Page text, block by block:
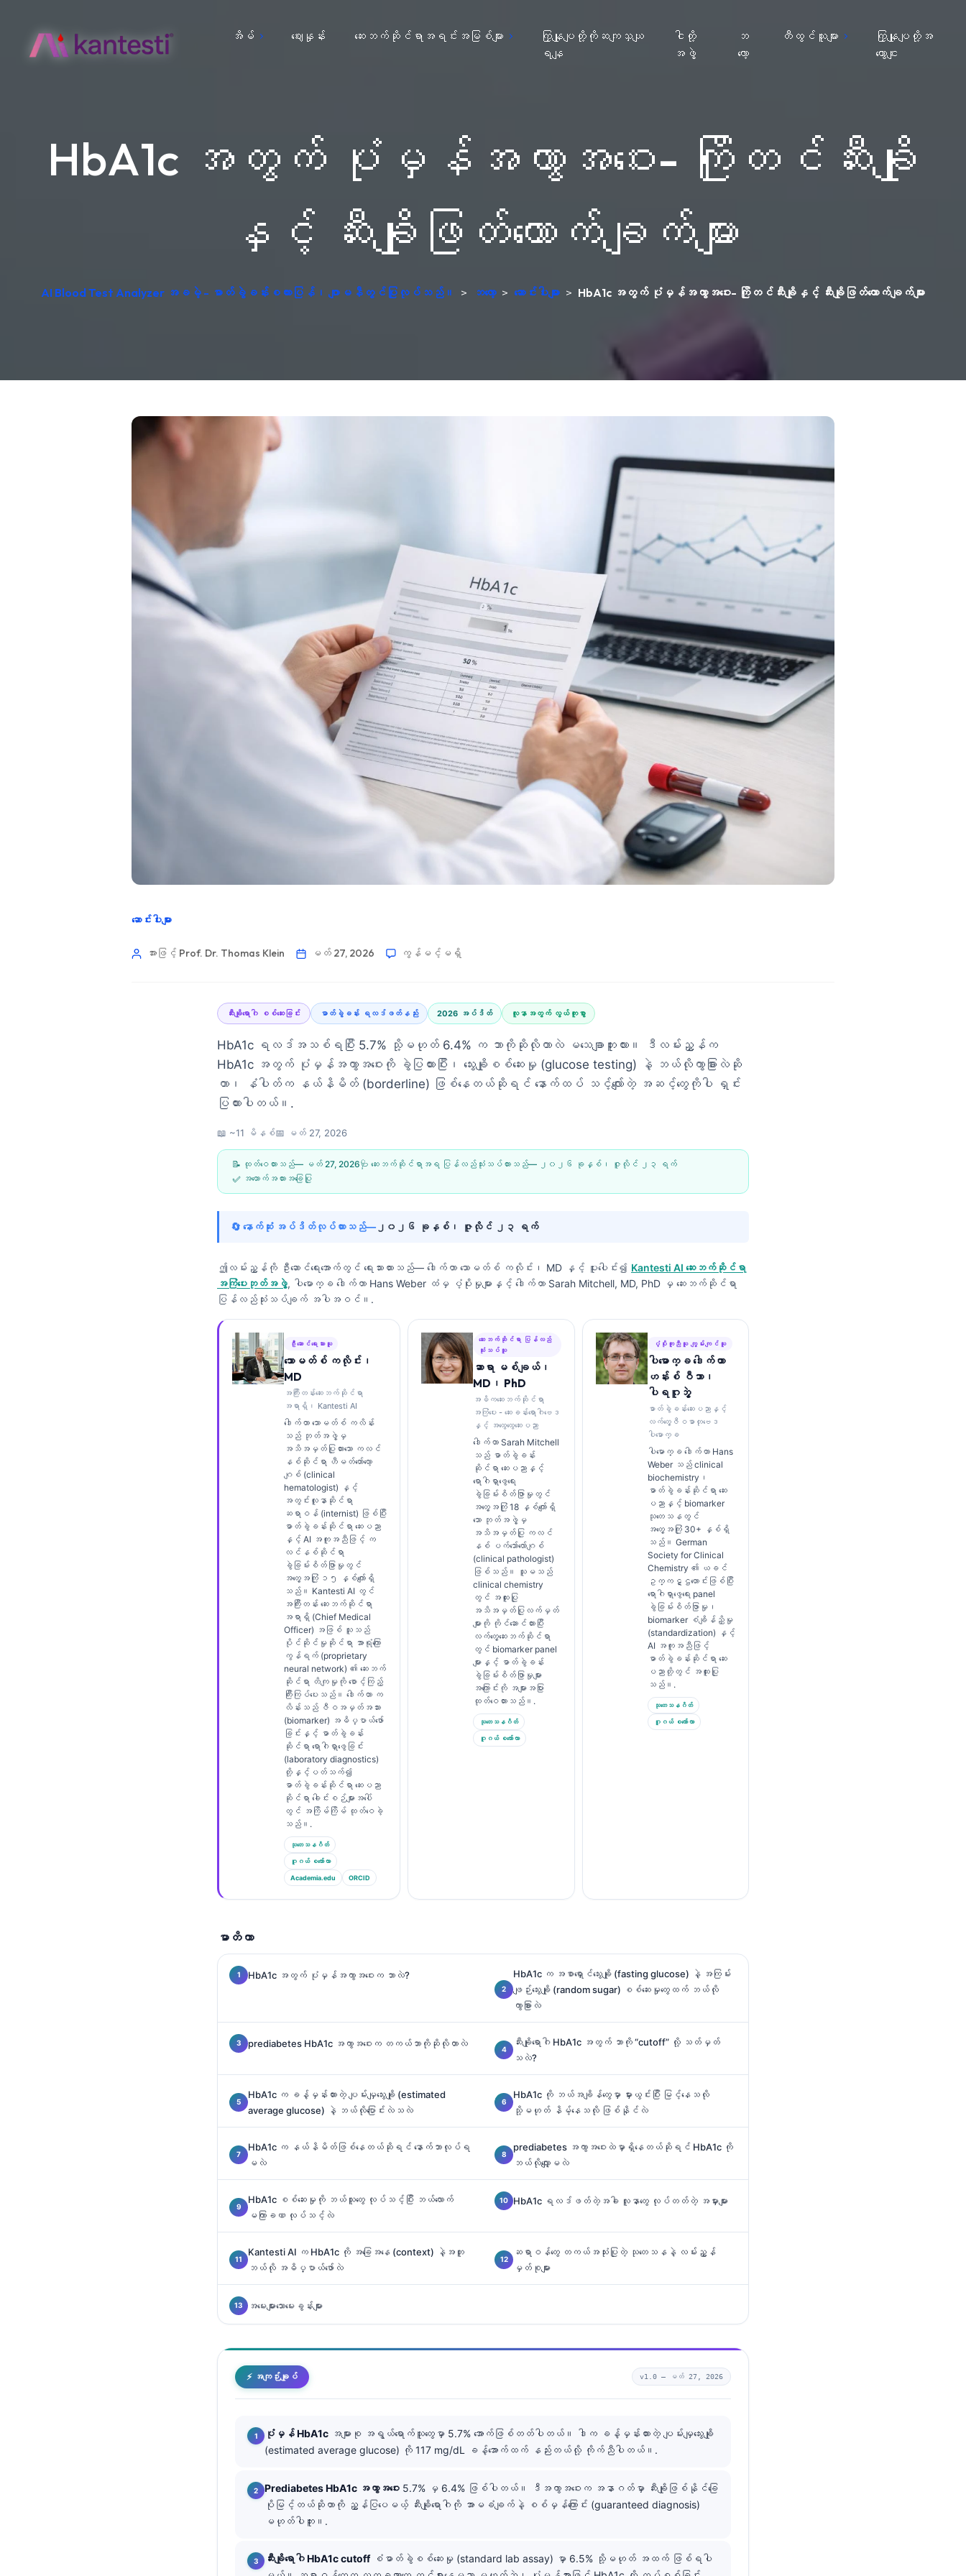
အိမ် ဈေးနှုန်း ဆေးဘက်ဆိုင်ရာအရင်းအမြစ်များ
ကြှနျုပျတို့ကိုဆကျသှယျ
ရနျ
ငါတို့
အဖွဲ့
ဘ
လော့
တီထွင်သူများ
ကြှနျုပျတို့အ
ကွောငျး
HbA1c အတွက် ပုံမှန်အကွာအဝေး- ကြိုတင်ဆီးချို
နှင့် ဆီးချိုဖြတ်တောက်ချက်များ
AI Blood Test Analyzer အခမဲ့ - ဓာတ်ခွဲခန်းစကားပြန်၊ ဂျာမနီတွင်ပြုလုပ်သည်။ > ဘလော့ > ဆောင်းပါးများ > HbA1c အတွက် ပုံမှန်အကွာအဝေး- ကြိုတင်ဆီးချိုနှင့် ဆီးချိုဖြတ်တောက်ချက်များ
ဆောင်းပါးများ
အားဖြင့် Prof. Dr. Thomas Klein မတ် 27, 2026 ကွန်မင့်မရှိ
ဆီးချိုရောဂါ စစ်ဆေးခြင်း ဓာတ်ခွဲခန်း ရလဒ်ဖတ်နည်း 2026 အပ်ဒိတ် လူနာအတွက် လွယ်ကူစွာ
HbA1c ရလဒ်အသစ်ရပြီး 5.7% သို့မဟုတ် 6.4% က ဘာကိုဆိုလိုတာလဲ မသေချာဘူးလား။ ဒီလမ်းညွှန်က
HbA1c အတွက် ပုံမှန်အကွာအဝေးကို ခွဲပြထားပြီး၊ သွေးချိုစစ်ဆေးမှု (glucose testing) နဲ့ ဘယ်လိုကွာခြားလဲဆို
တာ၊ နံပါတ်က နယ်နိမိတ် (borderline) ဖြစ်နေတယ်ဆိုရင် နောက်ထပ် သင့်လျော်တဲ့ အဆင့်တွေကိုပါ ရှင်း
ပြထားပါတယ်။.
📖 ~11 မိနစ်📅 မတ် 27, 2026
📝 ထုတ်ဝေထားသည်— မတ် 27, 2026🩺 ဆေးဘက်ဆိုင်ရာအရ ပြန်လည်သုံးသပ်ထားသည်—
၂၀၂၆ ခုနှစ်၊ ဇူလိုင် ၂၃ ရက်
✅ အထောက်အထားအခြေပြု
🔄 နောက်ဆုံး အပ်ဒိတ်လုပ်ထားသည်— ၂၀၂၆ ခုနှစ်၊ ဇူလိုင် ၂၃ ရက်
ဤလမ်းညွှန်ကို ဦးဆောင်ရေးအောက်တွင် ရေးသားထားသည်— ဒေါက်တာ သောမတ်စ် ကလိုင်း၊ MD နှင့် ပူးပေါင်း၍ Kantesti AI ဆေးဘက်ဆိုင်ရာ
အကြံပေးဘုတ်အဖွဲ့, ပါမောက္ခ ဒေါက်တာ Hans Weber ထံမှ ပံ့ပိုးမှုများနှင့် ဒေါက်တာ Sarah Mitchell, MD, PhD မှ ဆေးဘက်ဆိုင်ရာ
ပြန်လည်သုံးသပ်ချက် အပါအဝင်။.
ဦးဆောင်ရေးသားသူ
သောမတ်စ် ကလိုင်း၊
MD
အကြီးတန်းဆေးဘက်ဆိုင်ရာ
အရာရှိ၊ Kantesti AI
ဒေါက်တာ သောမတ်စ် ကလိန်း
သည် ဘုတ်အဖွဲ့မှ
အသိအမှတ်ပြုထားသော ကလင်
နစ်ဆိုင်ရာ ဟီမတ်တော်လော့
ဂျစ် (clinical
hematologist) နှင့်
အတွင်းလူနာဆိုင်ရာ
ဆရာဝန် (internist) ဖြစ်ပြီး
ဓာတ်ခွဲခန်းဆိုင်ရာ ဆေးပညာ
နှင့် AI အကူအညီဖြင့် က
လင်နစ်ဆိုင်ရာ
ခွဲခြမ်းစိတ်ဖြာမှုတွင်
အတွေ့အကြုံ ၁၅ နှစ်ကျော်ရှိ
သည်။ Kantesti AI တွင်
အကြီးတန်း ဆေးဘက်ဆိုင်ရာ
အရာရှိ (Chief Medical
Officer) အဖြစ် သူသည်
ပိုင်ဆိုင်မှုဆိုင်ရာ အာရုံကြော
ကွန်ရက် (proprietary
neural network) ၏ ဆေးဘက်
ဆိုင်ရာ တိကျမှုကို စောင့်ကြည့်
ကြီးကြပ်ပေးသည်။ ဒေါက်တာ က
လိန်းသည် ဇီဝအမှတ်အသား
(biomarker) အဓိပ္ပာယ်ဖော်
ခြင်းနှင့် ဓာတ်ခွဲခန်း
ဆိုင်ရာ ရောဂါရှာဖွေခြင်း
(laboratory diagnostics)
တို့နှင့်ပတ်သက်၍
ဓာတ်ခွဲခန်းဆိုင်ရာ ဆေးပညာ
ဆိုင်ရာ ခေါင်းစဉ်များအပေါ်
တွင် အကြိမ်ကြိမ် ထုတ်ဝေခဲ့
သည်။.
သုတေသနဂိတ်
ဂူဂယ် စကော်လာ
Academia.edu ORCID
ဆေးဘက်ဆိုင်ရာ ပြန်လည်
သုံးသပ်သူ
ဆာရာ မစ်ချယ်၊
MD၊ PhD
အဓိကဆေးဘက်ဆိုင်ရာ
အကြံပေး - ဆေးခန်းရောဂါဗေဒ
နှင့် အထွေထွေဆေးပညာ
ဒေါက်တာ Sarah Mitchell
သည် ဓာတ်ခွဲခန်း
ဆိုင်ရာ ဆေးပညာနှင့်
ရောဂါရှာဖွေရေး
ခွဲခြမ်းစိတ်ဖြာမှုတွင်
အတွေ့အကြုံ 18 နှစ်ကျော်ရှိ
သော ဘုတ်အဖွဲ့မှ
အသိအမှတ်ပြု ကလင်
နစ် ပက်သော်လော်ဂျစ်
(clinical pathologist)
ဖြစ်သည်။ သူမသည်
clinical chemistry
တွင် အထူးပြု
အသိအမှတ်ပြုလက်မှတ်
များကို ကိုင်ဆောင်ထားပြီး
လက်တွေ့ဆေးဘက်ဆိုင်ရာ
တွင် biomarker panel
များနှင့် ဓာတ်ခွဲခန်း
ခွဲခြမ်းစိတ်ဖြာမှုများ
အကြောင်းကို အများအပြား
ထုတ်ဝေထားသည်။.
သုတေသနဂိတ်
ဂူဂယ် စကော်လာ
ပံ့ပိုးကူညီသူ ကျွမ်းကျင်သူ
ပါမောက္ခ ဒေါက်တာ
ဟန်းစ် ဝီဘာ၊
ပါရဂူဘွဲ့
ဓာတ်ခွဲခန်းဆေးပညာနှင့်
လက်တွေ့ဇီဝဓာတုဗေဒ
ပါမောက္ခ
ပါမောက္ခ ဒေါက်တာ Hans
Weber သည် clinical
biochemistry၊
ဓာတ်ခွဲခန်းဆိုင်ရာ ဆေး
ပညာနှင့် biomarker
သုတေသနတွင်
အတွေ့အကြုံ 30+ နှစ်ရှိ
သည်။ German
Society for Clinical
Chemistry ၏ ယခင်
ဥက္ကဋ္ဌဟောင်းဖြစ်ပြီး
ရောဂါရှာဖွေရေး panel
ခွဲခြမ်းစိတ်ဖြာမှု၊
biomarker စံချိန်ညှိမှု
(standardization) နှင့်
AI အကူအညီဖြင့်
ဓာတ်ခွဲခန်းဆိုင်ရာ ဆေး
ပညာတို့တွင် အထူးပြု
သည်။.
သုတေသနဂိတ်
ဂူဂယ် စကော်လာ
မာတိကာ
HbA1c အတွက် ပုံမှန်အကွာအဝေးက ဘာလဲ?
HbA1c က အစာရှောင်သွေးချို (fasting glucose) နဲ့ အကြမ်း
ဖျဉ်းသွေးချို (random sugar) စစ်ဆေးမှုတွေထက် ဘယ်လို
ကွာခြားလဲ
prediabetes HbA1c အကွာအဝေးက တကယ်ဘာကိုဆိုလိုတာလဲ
ဆီးချိုရောဂါ HbA1c အတွက် ဘာကို “cutoff” လို့ သတ်မှတ်
သလဲ?
HbA1c က ခန့်မှန်းထားတဲ့ ပျမ်းမျှသွေးချို (estimated
average glucose) နဲ့ ဘယ်လိုပြောင်းလဲသလဲ
HbA1c ကို ဘယ်အချိန်တွေမှာ မှားယွင်းပြီး မြင့်နေသလို
သို့မဟုတ် နိမ့်နေသလို ဖြစ်နိုင်လဲ
HbA1c က နယ်နိမိတ်ဖြစ်နေတယ်ဆိုရင် နောက်ဘာလုပ်ရ
မလဲ
prediabetes အကွာအဝေးထဲမှာရှိနေတယ်ဆိုရင် HbA1c ကို
ဘယ်လိုလျှော့မလဲ
HbA1c စစ်ဆေးမှုကို ဘယ်သူတွေ လုပ်သင့်ပြီး ဘယ်လောက်
မကြာခဏ လုပ်သင့်လဲ
HbA1c ရလဒ်ဖတ်တဲ့အခါ လူနာတွေ လုပ်တတ်တဲ့ အမှားများ
Kantesti AI က HbA1c ကို အခြေအနေ (context) နဲ့အတူ
ဘယ်လို အဓိပ္ပာယ်ဖော်လဲ
ဆရာဝန်တွေ တကယ်အသုံးပြုတဲ့ သုတေသနနဲ့ လမ်းညွှန်
မှတ်စုများ
အမေးများသောမေးခွန်းများ
⚡ အကျဉ်းချုပ် v1.0 — မတ် 27, 2026
ပုံမှန် HbA1c အများစု အရွယ်ရောက်သူတွေမှာ 5.7% အောက်ဖြစ်တတ်ပါတယ်။ ဒါက ခန့်မှန်းထားတဲ့ ပျမ်းမျှသွေးချို
(estimated average glucose) ကို 117 mg/dL ခန့်အောက်ထက် နည်းတယ်လို့ ကိုက်ညီပါတယ်။.
Prediabetes HbA1c အကွာအဝေး 5.7% မှ 6.4% ဖြစ်ပါတယ်။ ဒီအကွာအဝေးက အနာဂတ်မှာ ဆီးချိုဖြစ်နိုင်ခြေ
ပိုမြင့်တယ်ဆိုတာကို ညွှန်ပြပေမယ့် ဆီးချိုရောဂါကို အာမခံချက်နဲ့ စစ်မှန်ကြောင်း (guaranteed diagnosis)
မဟုတ်ပါဘူး။.
ဆီးချိုရောဂါ HbA1c cutoffစံဓာတ်ခွဲစစ်ဆေးမှု (standard lab assay) မှာ 6.5% သို့မဟုတ် အထက် ဖြစ်ရပါ